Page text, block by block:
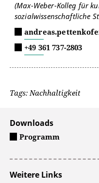
(Max-Weber-Kolleg für
sozialwissenschaftliche
+49 361 737-2803
Tags: Nachhaltigkeit
Downloads
Programm
Weitere Links